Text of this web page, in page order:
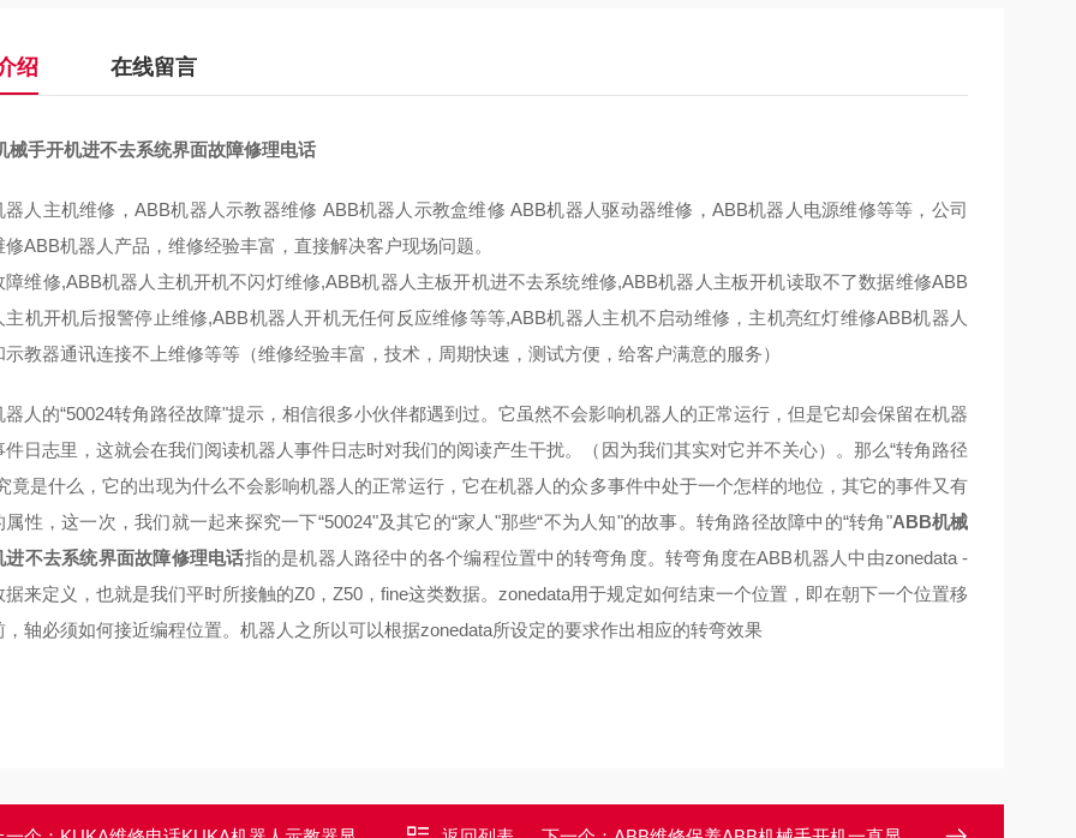
绍 在线留言
械手开机进不去系统界面故障修理电话
器人主机维修，ABB机器人示教器维修 ABB机器人示教盒维修 ABB机器人驱动器维修，ABB机器人电源维修等等，公司
修ABB机器人产品，维修经验丰富，直接解决客户现场问题。
障维修,ABB机器人主机开机不闪灯维修,ABB机器人主板开机进不去系统维修,ABB机器人主板开机读取不了数据维修ABB
主机开机后报警停止维修,ABB机器人开机无任何反应维修等等,ABB机器人主机不启动维修，主机亮红灯维修ABB机器人
示教器通讯连接不上维修等等（维修经验丰富，技术，周期快速，测试方便，给客户满意的服务）
器人的“50024转角路径故障"提示，相信很多小伙伴都遇到过。它虽然不会影响机器人的正常运行，但是它却会保留在机器
件日志里，这就会在我们阅读机器人事件日志时对我们的阅读产生干扰。（因为我们其实对它并不关心）。那么“转角路径
竟是什么，它的出现为什么不会影响机器人的正常运行，它在机器人的众多事件中处于一个怎样的地位，其它的事件又有
属性，这一次，我们就一起来探究一下“50024"及其它的“家人"那些“不为人知"的故事。转角路径故障中的“转角"ABB机械
进不去系统界面故障修理电话指的是机器人路径中的各个编程位置中的转弯角度。转弯角度在ABB机器人中由zonedata -
据来定义，也就是我们平时所接触的Z0，Z50，fine这类数据。zonedata用于规定如何结束一个位置，即在朝下一个位置移
，轴必须如何接近编程位置。机器人之所以可以根据zonedata所设定的要求作出相应的转弯效果